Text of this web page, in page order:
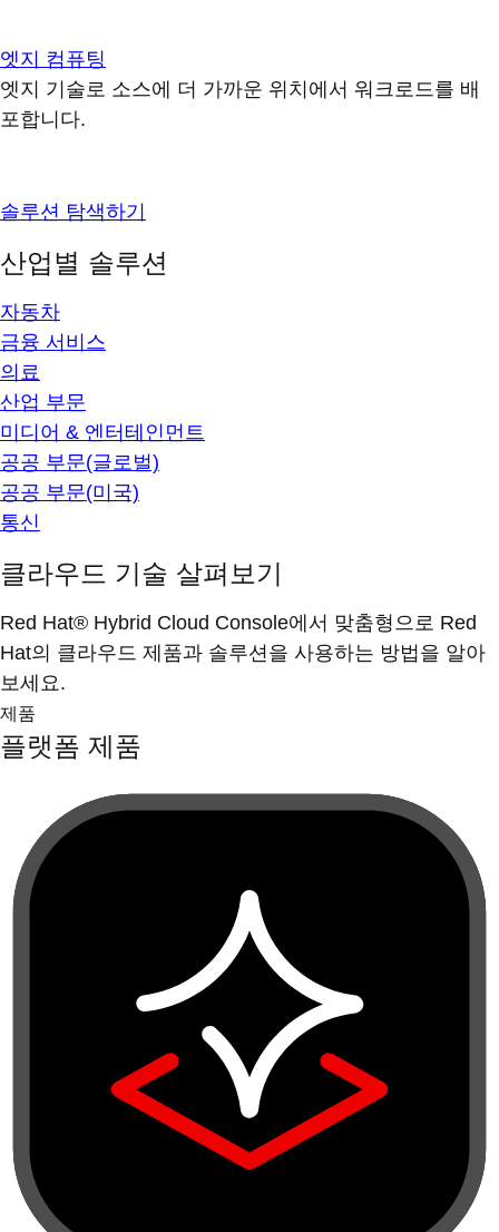
엣지 컴퓨팅
엣지 기술로 소스에 더 가까운 위치에서 워크로드를 배
포합니다.
솔루션 탐색하기
산업별 솔루션
자동차
금융 서비스
의료
산업 부문
미디어 & 엔터테인먼트
공공 부문(글로벌)
공공 부문(미국)
통신
클라우드 기술 살펴보기
Red Hat® Hybrid Cloud Console에서 맞춤형으로 Red
Hat의 클라우드 제품과 솔루션을 사용하는 방법을 알아
보세요.
제품
플랫폼 제품